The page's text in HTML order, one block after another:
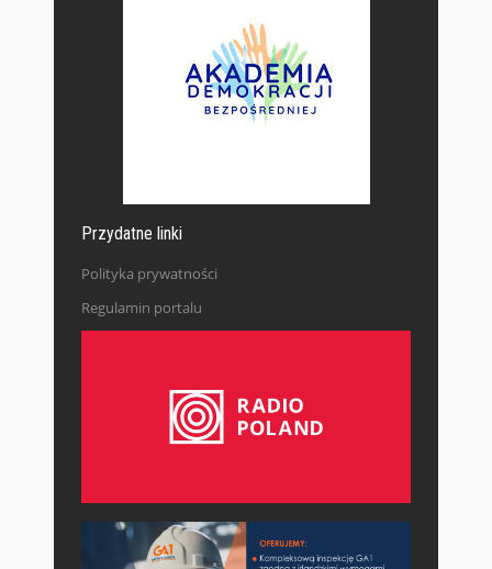
Przydatne linki
Polityka prywatności
Regulamin portalu